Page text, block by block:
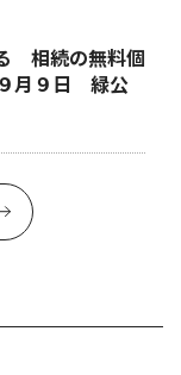
相続の無料個
月９日 緑公